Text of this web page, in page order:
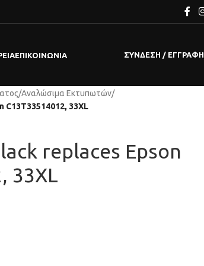
ΕΠΙΚΟΙΝΩΝΊΑ ΣΎΝΔΕΣΗ / ΕΓΓΡΑΦΉ
/Αναλώσιμα Εκτυπωτών/
33XL
replaces Epson
33XL